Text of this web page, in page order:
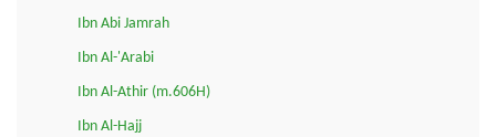
Ibn Abi Jamrah
Ibn Al-'Arabi
Ibn Al-Athir (m.606H)
Ibn Al-Hajj